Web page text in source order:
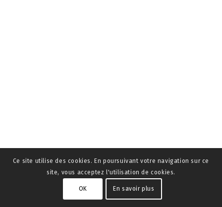
Ce site utilise des cookies. En poursuivant votre navigation sur ce
site, vous acceptez l'utilisation de cookies.
OK En savoir plus